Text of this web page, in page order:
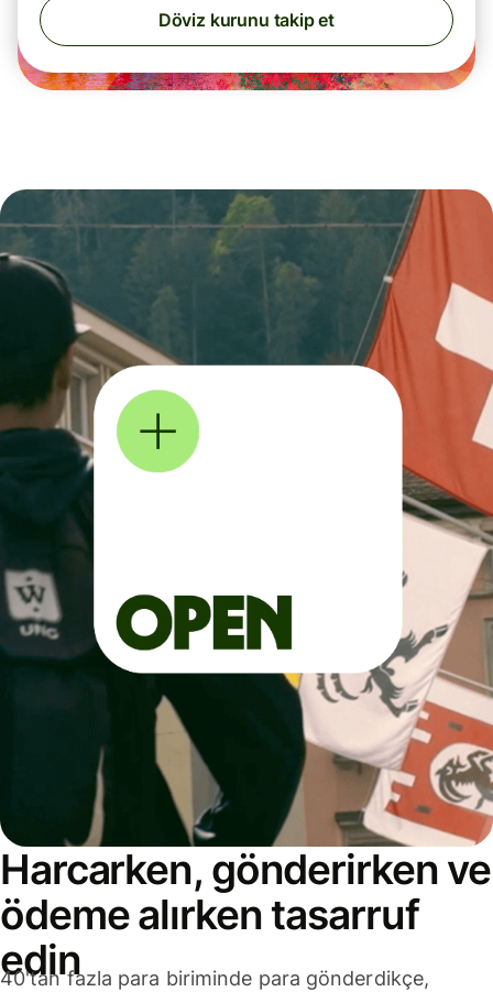
Döviz kurunu takip et
Harcarken, gönderirken ve
ödeme alırken tasarruf
edin
40'tan fazla para biriminde para gönderdikçe,